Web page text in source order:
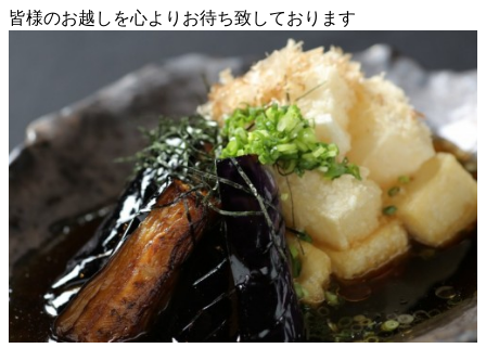
皆様のお越しを心よりお待ち致しております